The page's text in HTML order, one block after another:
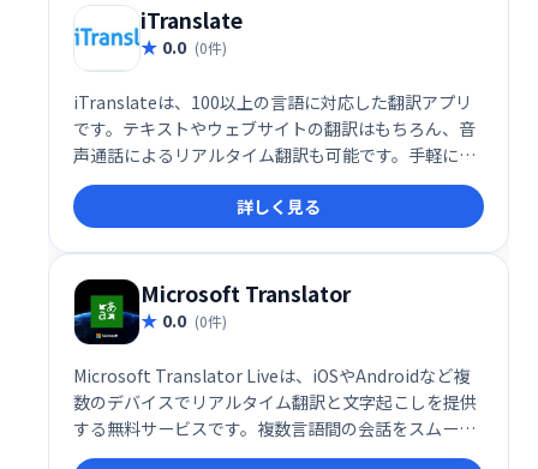
iTranslate
0.0 (0件)
iTranslateは、100以上の言語に対応した翻訳アプリ
です。テキストやウェブサイトの翻訳はもちろん、音
声通話によるリアルタイム翻訳も可能です。手軽に翻
訳が必要な場面で活躍し、世界中の人々とのコミュニ
ケーションをスムーズにします。主要な翻訳機能と辞
書機能を備え、旅やビジネスなど幅広い用途でご利用
いただけます。
詳しく見る
Microsoft Translator
0.0 (0件)
Microsoft Translator Liveは、iOSやAndroidなど複
数のデバイスでリアルタイム翻訳と文字起こしを提供
する無料サービスです。複数言語間の会話をスムーズ
に翻訳し、コミュニケーションの壁を取り除きます。